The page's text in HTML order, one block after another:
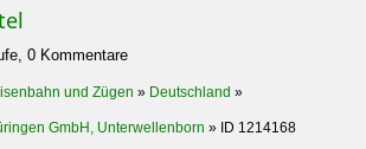
0 Kommentare
und Zügen » Deutschland »
GmbH, Unterwellenborn » ID 1214168